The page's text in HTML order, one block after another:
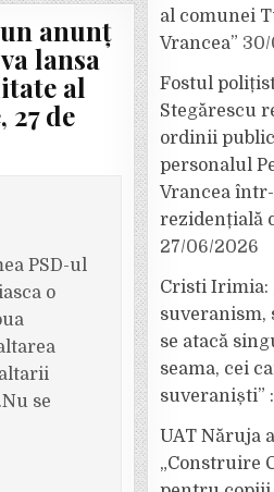
anunț
lansa
al
de
PSD-ul
o
se
al comunei
Vrancea”
Fostul
Stegărescu
ordinii
personalul
Vrancea
rezidențială
27/06/2026
Cristi Irimia:
suveranism,
se atacă
seama, cei
suveraniști”
UAT Năruja
„Construire